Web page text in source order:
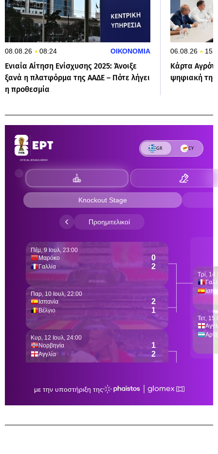
08.08.26 08:24 ΟΙΚΟΝΟΜΙΑ
Ενιαία Αίτηση Ενίσχυσης 2025: Άνοιξε
ξανά η πλατφόρμα της ΑΑΔΕ – Πότε λήγει
η προθεσμία
06.08.26
Κάρτα
ψηφιακή της